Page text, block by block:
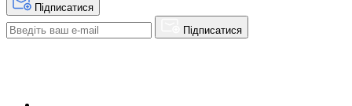
Підписатися
Підписатися